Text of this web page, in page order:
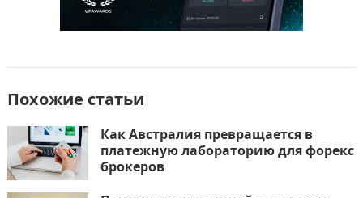
Похожие статьи
Как Австралия превращается в
платежную лабораторию для форекс
брокеров